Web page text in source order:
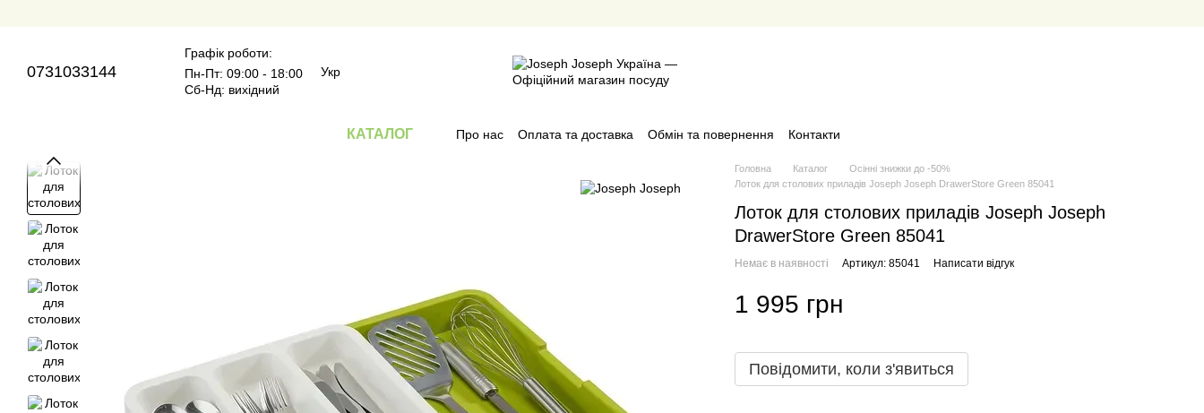
0731033144
Графік роботи:
Пн-Пт: 09:00 - 18:00
Сб-Нд: вихідний
Укр
КАТАЛОГ Про нас Оплата та доставка Обмін та повернення Контакти
Головна Каталог
Осінні знижки до -50%
Лоток для столових приладів Joseph Joseph DrawerStore Green 85041
Лоток для столових приладів Joseph Joseph
DrawerStore Green 85041
Немає в наявності Артикул: 85041 Написати відгук
1 995 грн
Повідомити, коли з'явиться